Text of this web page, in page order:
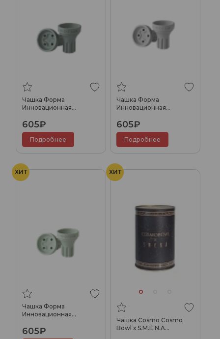
Чашка Форма
Инновационная
зеленый
605₽
Подробнее
Чашка Форма
Инновационная
605₽
Подробнее
ХИТ
Чашка Форма
Инновационная
605₽
ХИТ
Чашка Cosmo Cosmo
Bowl х S.M.E.N.A